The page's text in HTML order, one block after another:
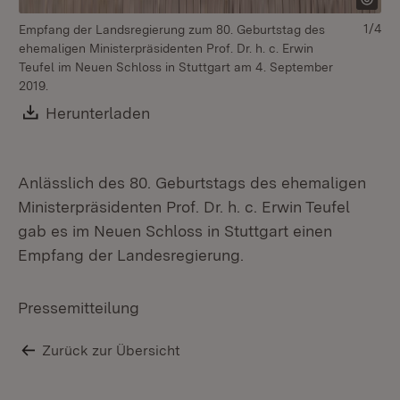
Empfang der Landsregierung zum 80. Geburtstag des
ehemaligen Ministerpräsidenten Prof. Dr. h. c. Erwin
Teufel im Neuen Schloss in Stuttgart am 4. September
2019.
Download:
Herunterladen
1/4
Anlässlich des 80. Geburtstags des ehemaligen
Ministerpräsidenten Prof. Dr. h. c. Erwin Teufel
gab es im Neuen Schloss in Stuttgart einen
Empfang der Landesregierung.
Pressemitteilung
Zurück zur Übersicht